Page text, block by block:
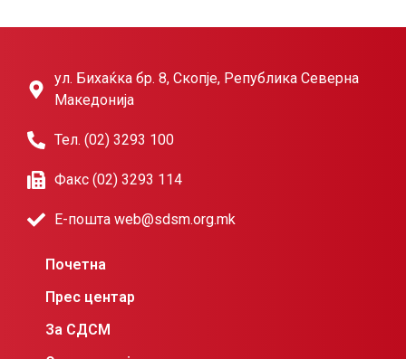
ул. Бихаќка бр. 8, Скопје, Република Северна
Македонија
Тел. (02) 3293 100
Факс (02) 3293 114
Е-пошта web@sdsm.org.mk
Почетна
Прес центар
За СДСМ